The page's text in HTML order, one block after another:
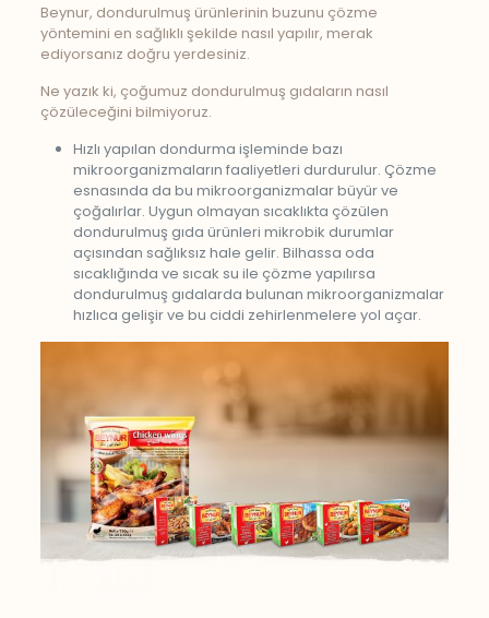
Beynur, dondurulmuş ürünlerinin buzunu çözme
yöntemini en sağlıklı şekilde nasıl yapılır, merak
ediyorsanız doğru yerdesiniz.
Ne yazık ki, çoğumuz dondurulmuş gıdaların nasıl
çözüleceğini bilmiyoruz.
Hızlı yapılan dondurma işleminde bazı
mikroorganizmaların faaliyetleri durdurulur. Çözme
esnasında da bu mikroorganizmalar büyür ve
çoğalırlar. Uygun olmayan sıcaklıkta çözülen
dondurulmuş gıda ürünleri mikrobik durumlar
açısından sağlıksız hale gelir. Bilhassa oda
sıcaklığında ve sıcak su ile çözme yapılırsa
dondurulmuş gıdalarda bulunan mikroorganizmalar
hızlıca gelişir ve bu ciddi zehirlenmelere yol açar.